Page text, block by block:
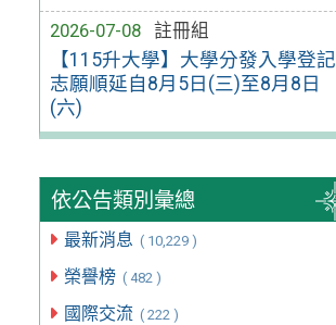
2026-07-08
註冊組
【115升大學】大學分發入學登記
志願順延自8月5日(三)至8月8日
(六)
依公告類別彙總
最新消息 ( 10,229 )
榮譽榜 ( 482 )
國際交流 ( 222 )